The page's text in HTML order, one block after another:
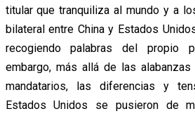
titular que tranquiliza al mundo y a
bilateral entre China y Estados
recogiendo palabras del propio
embargo, más allá de las
mandatarios, las diferencias y
Estados Unidos se pusieron de